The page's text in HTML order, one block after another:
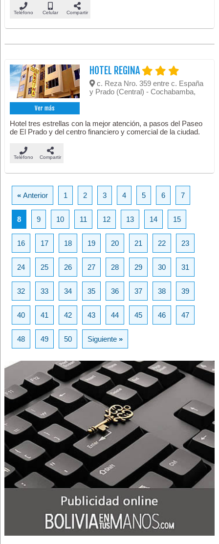
Teléfono Celular Compartir
Ver más
HOTEL REGINA
c. Reza Nro. 359 entre c. España
y Prado (Central) - Cochabamba,
Hotel tres estrellas con la mejor atención, a pasos del Paseo
de El Prado y del centro financiero y comercial de la ciudad.
Teléfono Compartir
«Anterior 1 2 3 4 5 6 7
8 9 10 11 12 13 14 15
16 17 18 19 20 21 22 23
24 25 26 27 28 29 30 31
32 33 34 35 36 37 38 39
40 41 42 43 44 45 46 47
48 49 50 Siguiente»